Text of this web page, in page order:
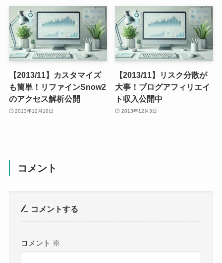
【2013/11】カスタマイズ
も簡単！リファインSnow2
のアクセス解析公開
2013年12月10日
【2013/11】リスク分散が
大事！ブログアフィリエイ
ト収入公開中
2013年12月3日
コメント
コメントする
コメント ※